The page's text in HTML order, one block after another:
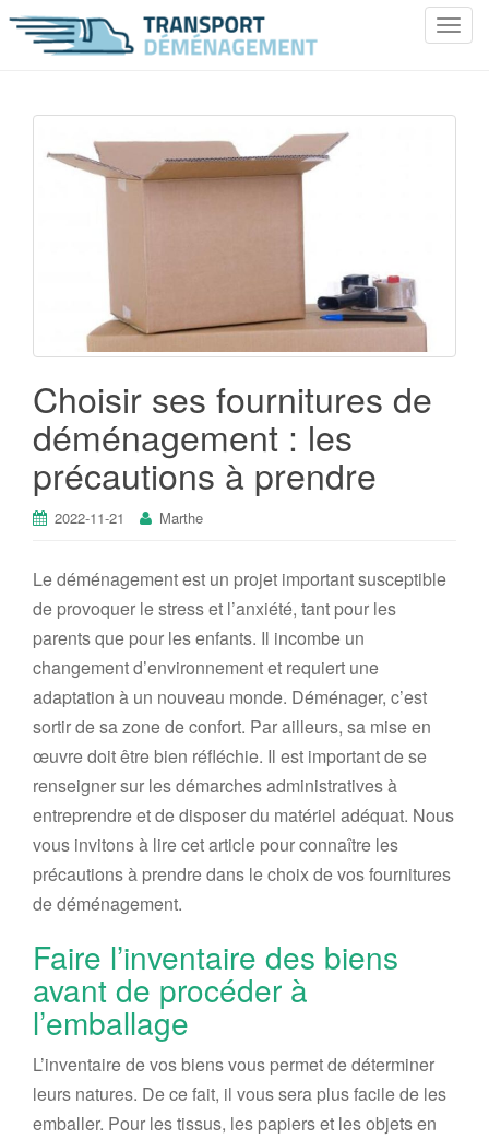
T
i
Choisir ses fournitures de
déménagement : les
précautions à prendre
2022-11-21 Marthe
Le déménagement est un projet importantsusceptible
de provoquer lestress et l’anxiété, tant pour les
parents que pour les enfants. Il incombe un
changement d’environnement et requiert une
adaptation à un nouveau monde. Déménager, c’est
sortir de sa zone de confort. Par ailleurs, sa mise en
œuvre doit être bien réfléchie. Il est important de se
renseigner sur les démarches administratives à
entreprendre et de disposer du matériel adéquat. Nous
vous invitons à lire cet article pour connaître les
précautions à prendre dans lechoix devos fournitures
de déménagement.
Faire l’inventaire des biens
avant de procéder à
l’emballage
L’inventaire de vos biens vous permet de déterminer
leurs natures. De ce fait, il vous sera plus facile de les
emballer. Pour les tissus, les papiers et les objets en